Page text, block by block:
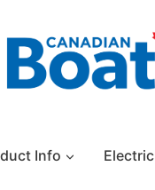
Info Electric